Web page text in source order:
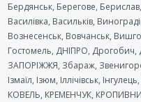
Бердянськ, Берегове,
Василівка, Васильків,
Вознесенськ, Вовчанськ,
Гостомель, ДНІПРО,
ЗАПОРІЖЖЯ, Збараж,
Ізмаїл, Ізюм, Іллічівськ,
КОВЕЛЬ, КРЕМЕНЧУК,